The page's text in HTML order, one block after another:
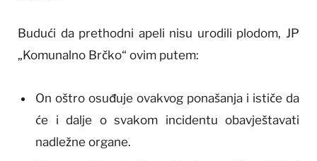
Budući da prethodni apeli nisu urodili plodom, JP
„Komunalno Brčko“ ovim putem:
On oštro osuđuje ovakvog ponašanja i ističe da
će i dalje o svakom incidentu obavještavati
nadležne organe.